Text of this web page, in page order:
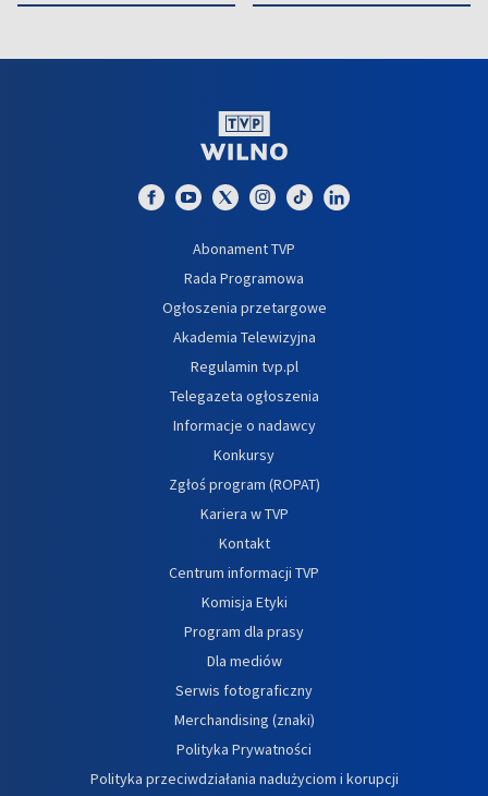
Abonament TVP
Rada Programowa
Ogłoszenia przetargowe
Akademia Telewizyjna
Regulamin tvp.pl
Telegazeta ogłoszenia
Informacje o nadawcy
Konkursy
Zgłoś program (ROPAT)
Kariera w TVP
Kontakt
Centrum informacji TVP
Komisja Etyki
Program dla prasy
Dla mediów
Serwis fotograficzny
Merchandising (znaki)
Polityka Prywatności
Polityka przeciwdziałania nadużyciom i korupcji